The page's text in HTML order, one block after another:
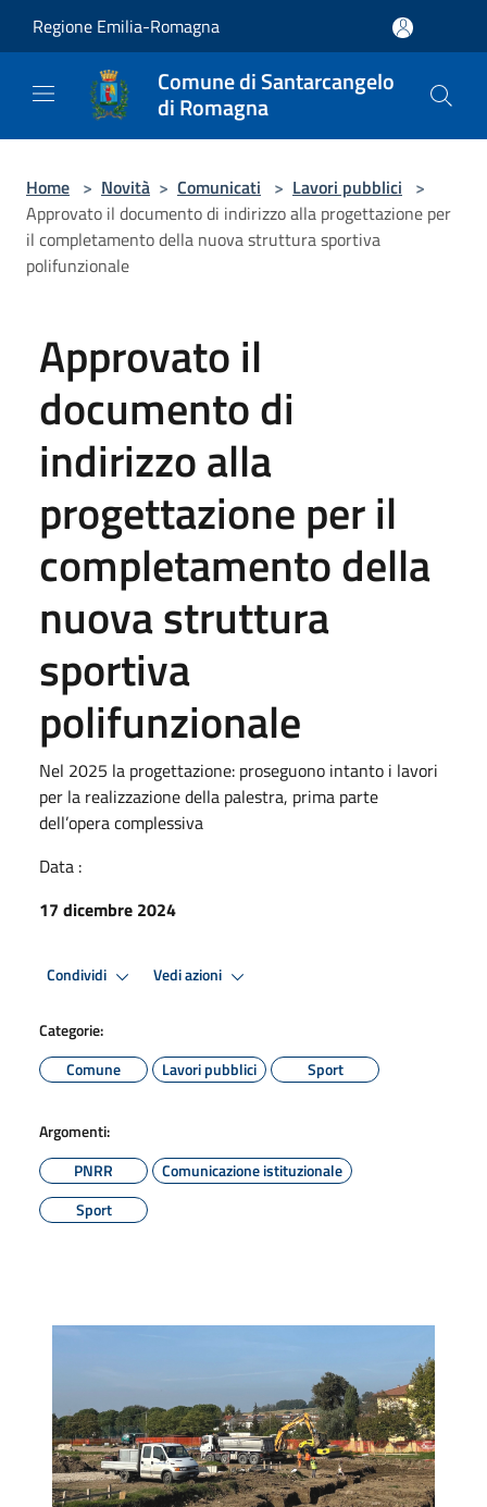
Regione Emilia-Romagna
Comune di Santarcangelo
di Romagna
Home > Novità > Comunicati > Lavori pubblici >
Approvato il documento di indirizzo alla progettazione per
il completamento della nuova struttura sportiva
polifunzionale
Approvato il
documento di
indirizzo alla
progettazione per il
completamento della
nuova struttura
sportiva
polifunzionale
Nel 2025 la progettazione: proseguono intanto i lavori
per la realizzazione della palestra, prima parte
dell’opera complessiva
Data :
17 dicembre 2024
Condividi Vedi azioni
Categorie:
Comune
Lavori pubblici Sport
Argomenti:
PNRR
Comunicazione istituzionale
Sport